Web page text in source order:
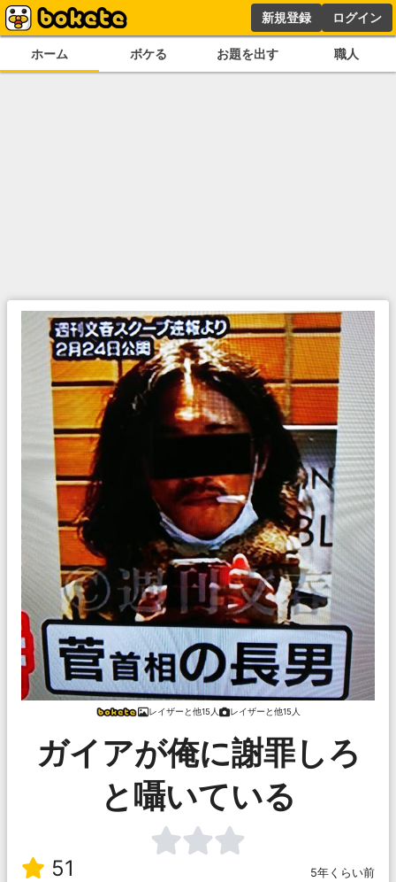
新規登録 ログイン
ホーム ボケる お題を出す 職人
レイザーと他15人 レイザーと他15人
ガイアが俺に謝罪しろ
と囁いている
51 5年くらい前